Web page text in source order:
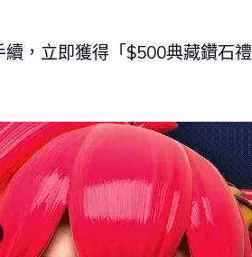
，立即獲得「$500典藏鑽石禮